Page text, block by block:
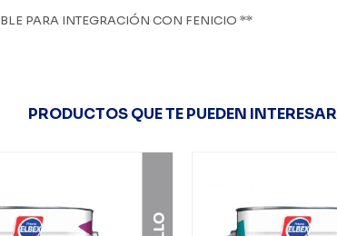
PARA INTEGRACIÓN CON FENICIO **
PRODUCTOS QUE TE PUEDEN INTERESAR